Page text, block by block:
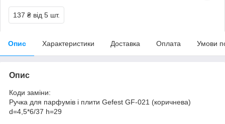
137 ₴ від 5 шт.
Опис Характеристики Доставка Оплата Умови
Опис
Коди заміни:
Ручка для парфумів і плити Gefest GF-021 (коричнева)
d=4,5*6/37 h=29